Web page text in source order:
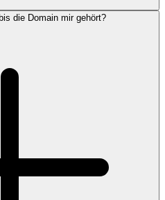
die Domain mir gehört?